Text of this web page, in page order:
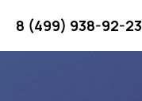
8 (499) 938-92-23